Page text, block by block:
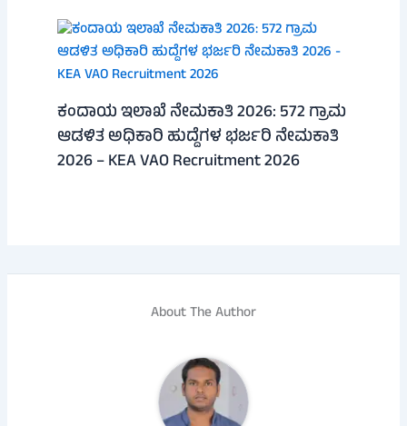
ಕಂದಾಯ ಇಲಾಖೆ ನೇಮಕಾತಿ 2026: 572 ಗ್ರಾಮ
ಆಡಳಿತ ಅಧಿಕಾರಿ ಹುದ್ದೆಗಳ ಭರ್ಜರಿ ನೇಮಕಾತಿ
2026 – KEA VAO Recruitment 2026
About The Author